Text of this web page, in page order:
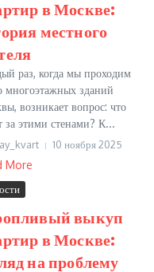
в Москве:
местного
раз, когда мы проходим
многоэтажных зданий
возникает вопрос: что
за этими стенами? К...
10 ноября 2025
More
выкуп
в Москве:
на проблему